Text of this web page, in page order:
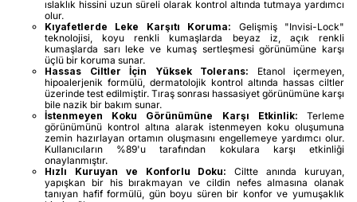
ıslaklık hissini uzun süreli olarak kontrol altında tutmaya yardımcı
olur.
Kıyafetlerde Leke Karşıtı Koruma: Gelişmiş "Invisi-Lock"
teknolojisi, koyu renkli kumaşlarda beyaz iz, açık renkli
kumaşlarda sarı leke ve kumaş sertleşmesi görünümüne karşı
üçlü bir koruma sunar.
Hassas Ciltler İçin Yüksek Tolerans: Etanol içermeyen,
hipoalerjenik formülü, dermatolojik kontrol altında hassas ciltler
üzerinde test edilmiştir. Tıraş sonrası hassasiyet görünümüne karşı
bile nazik bir bakım sunar.
İstenmeyen Koku Görünümüne Karşı Etkinlik: Terleme
görünümünü kontrol altına alarak istenmeyen koku oluşumuna
zemin hazırlayan ortamın oluşmasını engellemeye yardımcı olur.
Kullanıcıların %89'u tarafından kokulara karşı etkinliği
onaylanmıştır.
Hızlı Kuruyan ve Konforlu Doku: Ciltte anında kuruyan,
yapışkan bir his bırakmayan ve cildin nefes almasına olanak
tanıyan hafif formülü, gün boyu süren bir konfor ve yumuşaklık